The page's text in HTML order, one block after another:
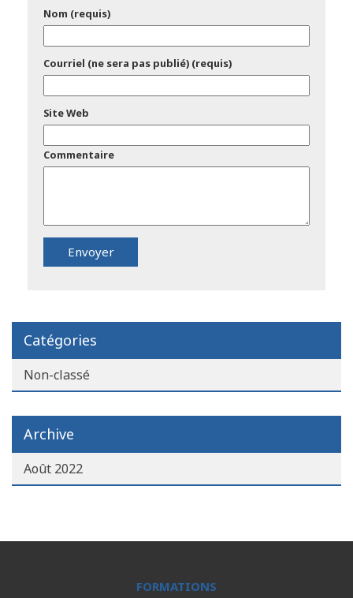
Nom (requis)
Courriel (ne sera pas publié) (requis)
Site Web
Commentaire
Catégories
Non-classé
Archive
Août 2022
FORMATIONS